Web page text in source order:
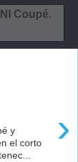
Coupé.
›
y
el corto